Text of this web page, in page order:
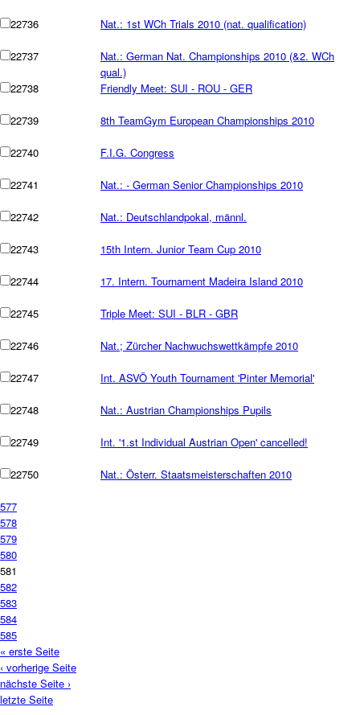
22736 Nat.: 1st WCh Trials 2010 (nat. qualification)
22737
Nat.: German Nat. Championships 2010 (&2. WCh
qual.)
22738
Friendly Meet: SUI - ROU - GER
22739 8th TeamGym European Championships 2010
22740 F.I.G. Congress
22741 Nat.: - German Senior Championships 2010
22742 Nat.: Deutschlandpokal, männl.
22743 15th Intern. Junior Team Cup 2010
22744 17. Intern. Tournament Madeira Island 2010
22745 Triple Meet: SUI - BLR - GBR
22746 Nat.; Zürcher Nachwuchswettkämpfe 2010
22747 Int. ASVÖ Youth Tournament 'Pinter Memorial'
22748 Nat.: Austrian Championships Pupils
22749 Int. '1.st Individual Austrian Open' cancelled!
22750 Nat.: Österr. Staatsmeisterschaften 2010
577
578
579
580
581
582
583
584
585
« erste Seite
‹ vorherige Seite
nächste Seite ›
letzte Seite